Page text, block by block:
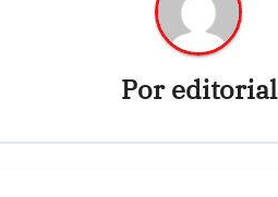
Poreditorial